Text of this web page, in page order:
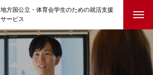
地方国公立・体育会学生のための就活支援
サービス